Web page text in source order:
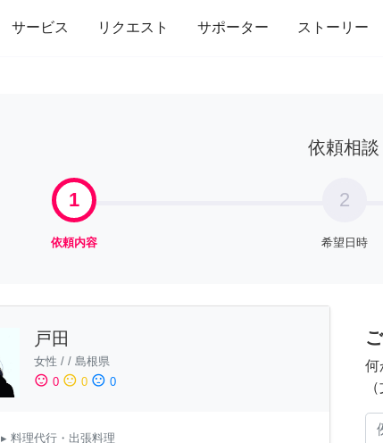
サービス リクエスト サポーター ストーリー
家事 引っ越し インテリア 趣味・習い事
依頼相談
1
依頼内容
2
希望日時
戸田
女性 / / 島根県
sentiment_satisfied 0 sentiment_neutral 0 sentiment_dissatisfied 0
▸ 料理代行・出張料理
何